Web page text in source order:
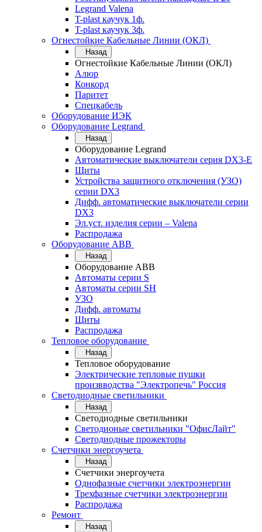
Legrand Valena
T-plast каучук 1ф.
T-plast каучук 3ф.
Огнестойкие Кабельные Линии (ОКЛ)
Назад
Огнестойкие Кабельные Линии (ОКЛ)
Алюр
Конкорд
Паритет
Спецкабель
Оборудование ИЭК
Оборудование Legrand
Назад
Оборудование Legrand
Автоматические выключатели серия DX3-E
Щиты
Устройства защитного отключения (УЗО)
серии DX3
Дифф. автоматические выключатели серии
DX3
Эл.уст. изделия серии – Valena
Распродажа
Оборудование АВВ
Назад
Оборудование АВВ
Автоматы серии S
Автоматы серии SH
УЗО
Дифф. автоматы
Щиты
Распродажа
Тепловое оборудование
Назад
Тепловое оборудование
Электрические тепловые пушки
произвводства "Электропечь" Россия
Светодиодные светильники
Назад
Светодиодные светильники
Светодионые светильники "ОфисЛайт"
Светодиодные прожекторы
Счетчики энергоучета
Назад
Счетчики энергоучета
Однофазные счетчики электроэнергии
Трехфазные счетчики электроэнергии
Распродажа
Ремонт
Назад